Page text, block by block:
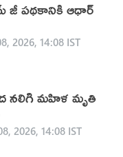
జీ పథకానికి ఆధార్
2026, 14:08 IST
నలిగి మహిళ మృతి
2026, 14:08 IST